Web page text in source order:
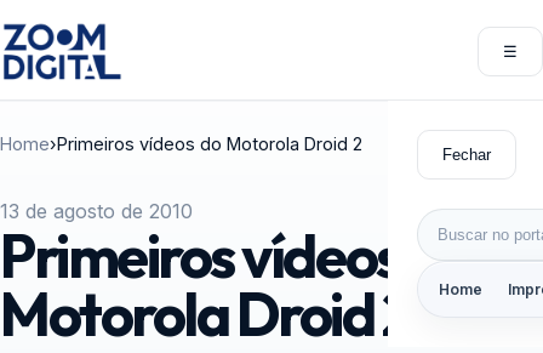
☰
Fechar
Buscar por:
Home
Home›Primeiros vídeos do Motorola Droid 2
13 de agosto de 2010
Primeiros vídeos do
Motorola Droid 2